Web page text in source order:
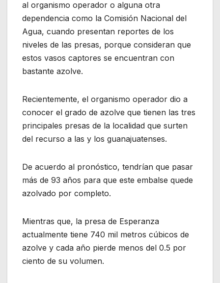
al organismo operador o alguna otra
dependencia como la Comisión Nacional del
Agua, cuando presentan reportes de los
niveles de las presas, porque consideran que
estos vasos captores se encuentran con
bastante azolve.
Recientemente, el organismo operador dio a
conocer el grado de azolve que tienen las tres
principales presas de la localidad que surten
del recurso a las y los guanajuatenses.
De acuerdo al pronóstico, tendrían que pasar
más de 93 años para que este embalse quede
azolvado por completo.
Mientras que, la presa de Esperanza
actualmente tiene 740 mil metros cúbicos de
azolve y cada año pierde menos del 0.5 por
ciento de su volumen.